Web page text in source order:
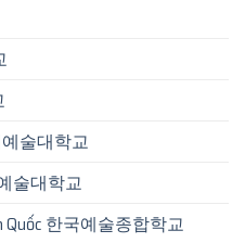
예술대학교
술대학교
Quốc 한국예술종합학교